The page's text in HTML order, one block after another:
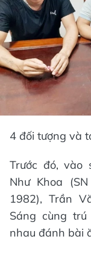
4 đối tượng và
Trước đó, vào
Như Khoa
1982), Trần
Sáng cùng
nhau đánh bài